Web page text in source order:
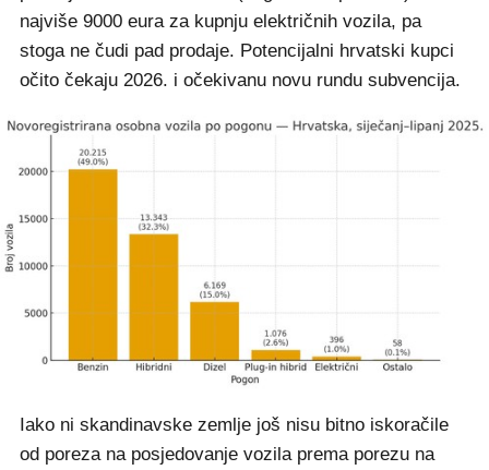
najviše 9000 eura za kupnju električnih vozila, pa
stoga ne čudi pad prodaje. Potencijalni hrvatski kupci
očito čekaju 2026. i očekivanu novu rundu subvencija.
Iako ni skandinavske zemlje još nisu bitno iskoračile
od poreza na posjedovanje vozila prema porezu na